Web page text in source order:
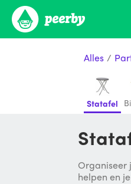
Alles /
Statafel
Organiseer
helpen en